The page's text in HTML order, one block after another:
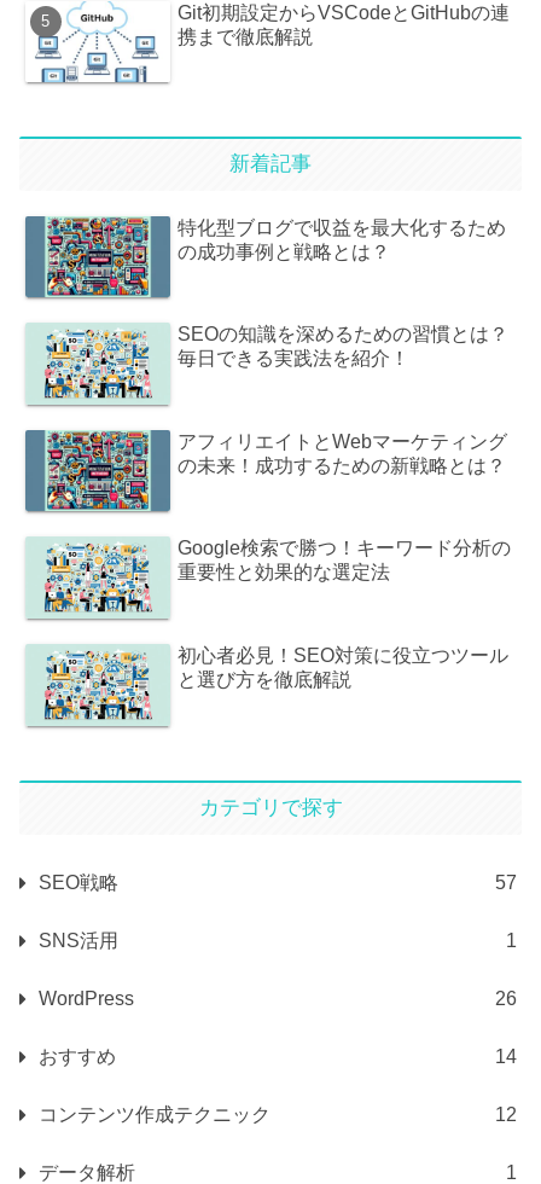
Git初期設定からVSCodeとGitHubの連
携まで徹底解説
新着記事
特化型ブログで収益を最大化するため
の成功事例と戦略とは？
SEOの知識を深めるための習慣とは？
毎日できる実践法を紹介！
アフィリエイトとWebマーケティング
の未来！成功するための新戦略とは？
Google検索で勝つ！キーワード分析の
重要性と効果的な選定法
初心者必見！SEO対策に役立つツール
と選び方を徹底解説
カテゴリで探す
SEO戦略 57
SNS活用 1
WordPress 26
おすすめ 14
コンテンツ作成テクニック 12
データ解析 1